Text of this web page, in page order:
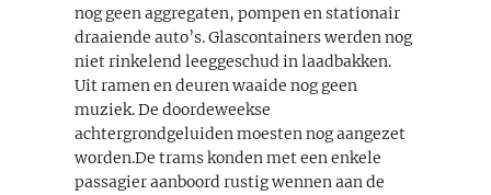
nog geen aggregaten, pompen en stationair
draaiende auto’s. Glascontainers werden nog
niet rinkelend leeggeschud in laadbakken.
Uit ramen en deuren waaide nog geen
muziek. De doordeweekse
achtergrondgeluiden moesten nog aangezet
worden.De trams konden met een enkele
passagier aanboord rustig wennen aan de